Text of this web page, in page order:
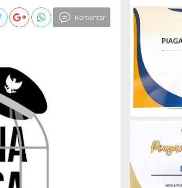
Komentar